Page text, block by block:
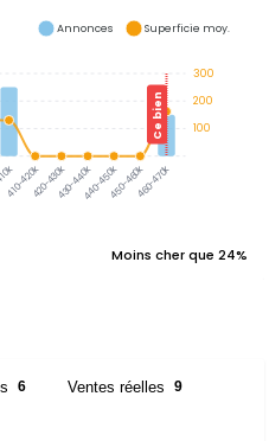
410-420k420-430k430-440k440-450k450-460k460-470k
Ce bien
300
200
100
Annonces Superficie moy.
Moins cher que 24%
6 Ventes réelles 9